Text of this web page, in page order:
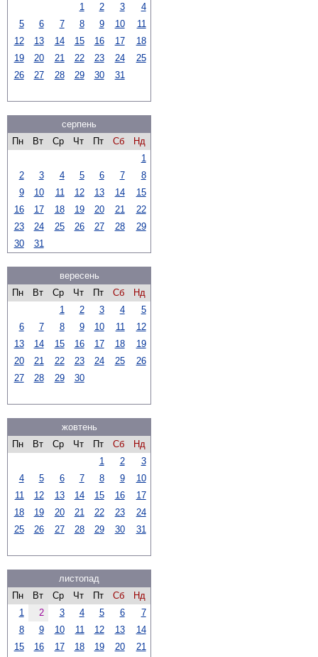
1
2 3
4
5
6 7 8 9 10
11
12
13 14 15 16 17
18
19
20 21 22 23 24
25
26
27 28 29 30 31
серпень
Пн
Вт Ср Чт Пт Сб
Нд
1
2
3 4 5 6 7
8
9
10 11 12 13 14
15
16
17 18 19 20 21
22
23
24 25 26 27 28
29
30
31
вересень
Пн
Вт Ср Чт Пт Сб
Нд
1
2 3 4
5
6
7 8 9 10 11
12
13
14 15 16 17 18
19
20
21 22 23 24 25
26
27
28 29 30
жовтень
Пн
Вт Ср Чт Пт Сб
Нд
1
2
3
4
5 6 7 8 9
10
11
12 13 14 15 16
17
18
19 20 21 22 23
24
25
26 27 28 29 30 31
листопад
Пн
Вт Ср Чт Пт Сб
Нд
1
2 3 4 5 6
7
8
9 10 11 12 13
14
15
16 17 18 19 20 21